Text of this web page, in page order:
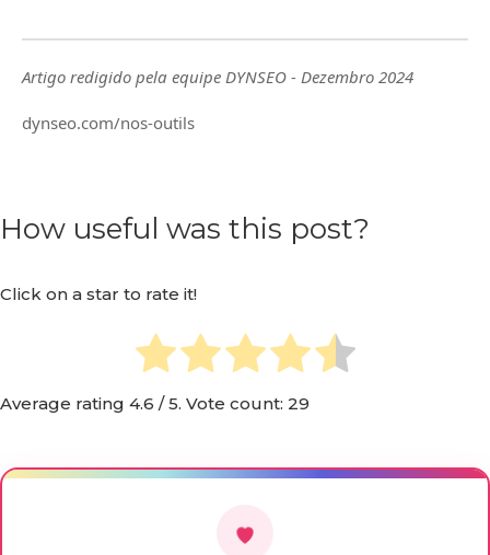
Artigo redigido pela equipe DYNSEO - Dezembro 2024
dynseo.com/nos-outils
How useful was this post?
Click on a star to rate it!
Average rating 4.6 / 5. Vote count: 29